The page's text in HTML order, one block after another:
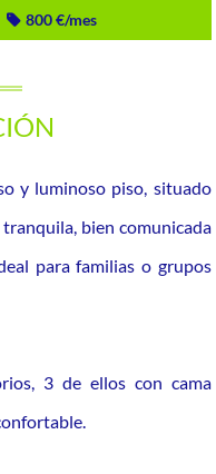
800 €/mes
y luminoso piso, situado
bien comunicada
para familias o grupos
3 de ellos con cama